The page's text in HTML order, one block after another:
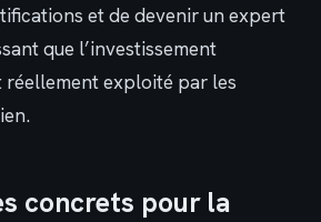
et de devenir un expert
que l’investissement
réellement exploité par les
concrets pour la